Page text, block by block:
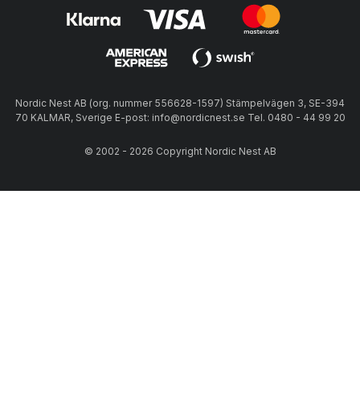
Nordic Nest AB (org. nummer 556628-1597) Stämpelvägen 3, SE-394
70 KALMAR, Sverige E-post: info@nordicnest.se Tel. 0480 - 44 99 20
© 2002 - 2026 Copyright Nordic Nest AB